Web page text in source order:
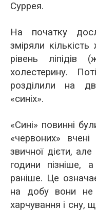
Суррея.
На початку
зміряли
рівень ліпідів
холестерину.
розділили на
«синіх».
«Сині» повинні
«червоних»
звичної дієти,
години
раніше. Це
на добу вони не
харчування і сну,